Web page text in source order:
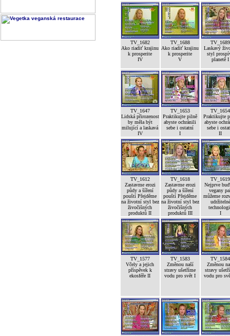
TV_1682
Ako riadiť krajinu
k prosperite
IV
TV_1688
Ako riadiť krajinu
k prosperite
V
TV_1689
Laskavý
styl
planetě I
TV_1647
Lidská přirozenost
by měla být
milující a laskavá
IV
TV_1653
Praktikujte pilně
abyste ochránili
sebe i ostatní
I
TV_1654
Praktikujte
abyste
sebe i
II
TV_1612
Zastavme erozi
půdy a šíření
pouští Přejděme
na životní styl bez
živočišných
produktů II
TV_1618
Zastavme erozi
půdy a šíření
pouští Přejděme
na životní styl bez
živočišných
produktů III
TV_1619
Nejprve
vegany
můžeme
udržitelné
I
TV_1577
Včely a jejich
příspěvek k
ekosféře II
TV_1583
Změnou naší
stravy ušetříme
vodu pro svět I
TV_1584
Změnou
stravy
vodu pro